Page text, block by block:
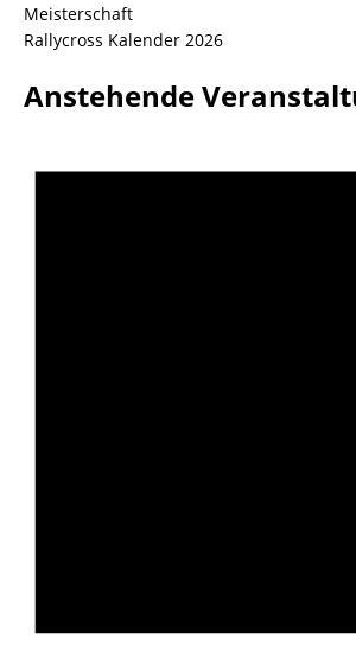
Meisterschaft
Rallycross Kalender 2026
Anstehende